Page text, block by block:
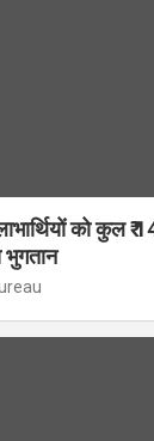
को कुल ₹
भुगतान